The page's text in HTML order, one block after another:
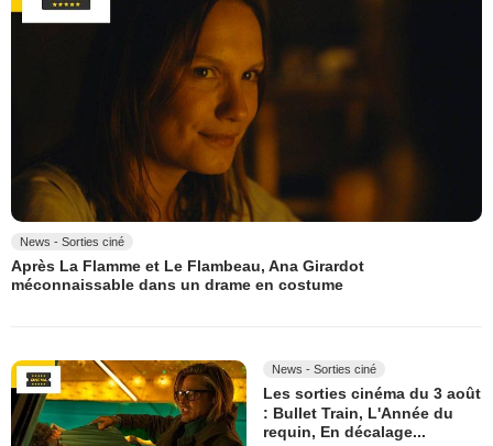
News - Sorties ciné
Après La Flamme et Le Flambeau, Ana Girardot
méconnaissable dans un drame en costume
News - Sorties ciné
Les sorties cinéma du 3 août
: Bullet Train, L'Année du
requin, En décalage...